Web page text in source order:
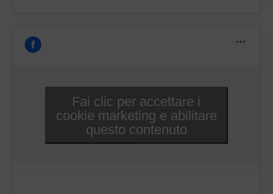
Fai clic per accettare i
cookie marketing e abilitare
questo contenuto